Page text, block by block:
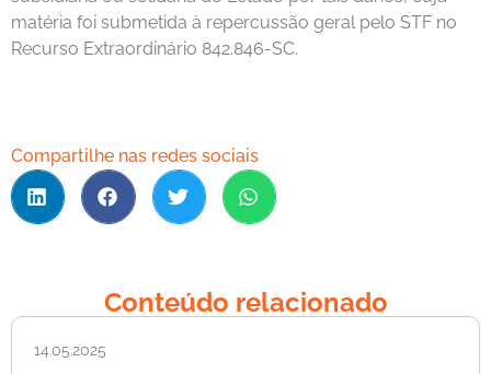
matéria foi submetida à repercussão geral pelo STF no
Recurso Extraordinário 842.846-SC.
Compartilhe nas redes sociais
Conteúdo relacionado
14.05.2025